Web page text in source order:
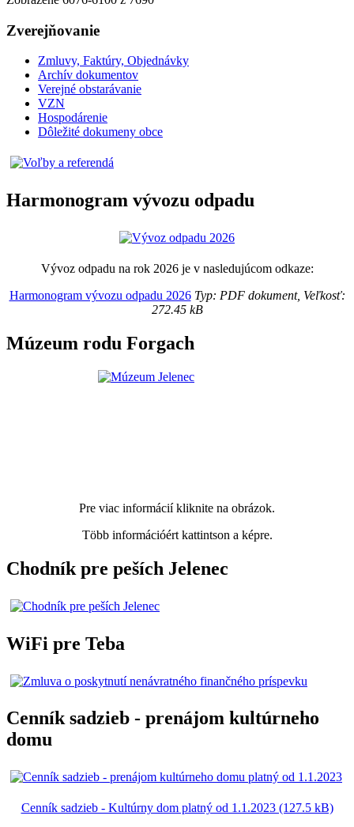
Zverejňovanie
Zmluvy, Faktúry, Objednávky
Archív dokumentov
Verejné obstarávanie
VZN
Hospodárenie
Dôležité dokumeny obce
Harmonogram vývozu odpadu
Vývoz odpadu na rok 2026 je v nasledujúcom odkaze:
Harmonogram vývozu odpadu 2026Typ: PDF dokument, Veľkosť:
272.45 kB
Múzeum rodu Forgach
Pre viac informácií kliknite na obrázok.
Több információért kattintson a képre.
Chodník pre peších Jelenec
WiFi pre Teba
Cenník sadzieb - prenájom kultúrneho
domu
Cenník sadzieb - Kultúrny dom platný od 1.1.2023 (127.5 kB)